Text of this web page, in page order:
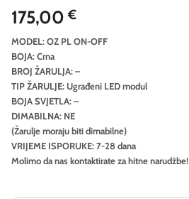
175,00€
MODEL: OZ PL ON-OFF
BOJA: Crna
BROJ ŽARULJA: –
TIP ŽARULJE: Ugrađeni LED modul
BOJA SVJETLA: –
DIMABILNA: NE
(Žarulje moraju biti dimabilne)
VRIJEME ISPORUKE: 7-28 dana
Molimo da nas kontaktirate za hitne narudžbe!